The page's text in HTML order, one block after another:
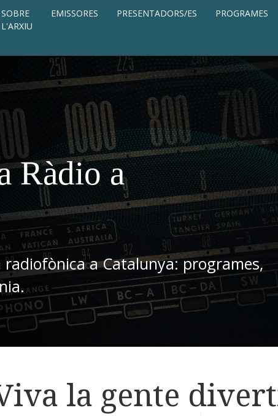
SOBRE
L'ARXIU
EMISSORES PRESENTADORS/ES PROGRAMES
Ràdio a
a Catalunya: programes,
la gente